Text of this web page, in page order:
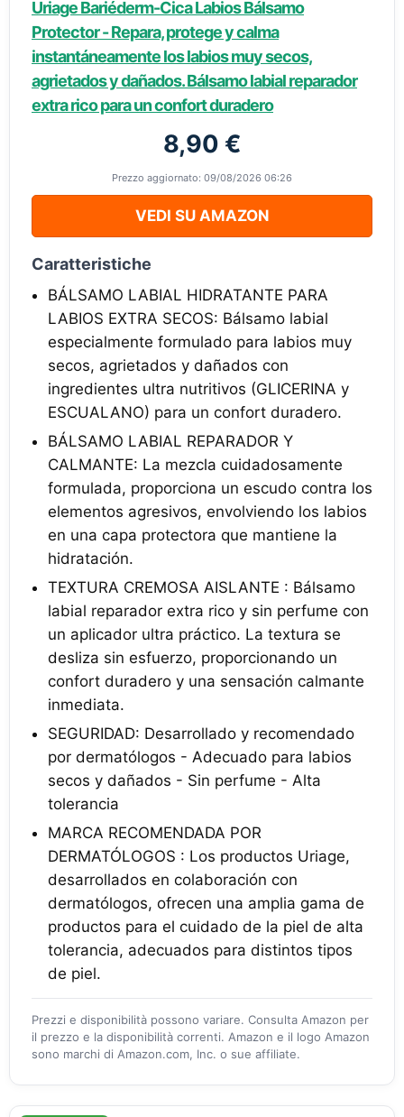
Uriage Bariéderm-Cica Labios Bálsamo
Protector - Repara, protege y calma
instantáneamente los labios muy secos,
agrietados y dañados. Bálsamo labial reparador
extra rico para un confort duradero
8,90 €
Prezzo aggiornato: 09/08/2026 06:26
VEDI SU AMAZON
Caratteristiche
BÁLSAMO LABIAL HIDRATANTE PARA
LABIOS EXTRA SECOS: Bálsamo labial
especialmente formulado para labios muy
secos, agrietados y dañados con
ingredientes ultra nutritivos (GLICERINA y
ESCUALANO) para un confort duradero.
BÁLSAMO LABIAL REPARADOR Y
CALMANTE: La mezcla cuidadosamente
formulada, proporciona un escudo contra los
elementos agresivos, envolviendo los labios
en una capa protectora que mantiene la
hidratación.
TEXTURA CREMOSA AISLANTE : Bálsamo
labial reparador extra rico y sin perfume con
un aplicador ultra práctico. La textura se
desliza sin esfuerzo, proporcionando un
confort duradero y una sensación calmante
inmediata.
SEGURIDAD: Desarrollado y recomendado
por dermatólogos - Adecuado para labios
secos y dañados - Sin perfume - Alta
tolerancia
MARCA RECOMENDADA POR
DERMATÓLOGOS : Los productos Uriage,
desarrollados en colaboración con
dermatólogos, ofrecen una amplia gama de
productos para el cuidado de la piel de alta
tolerancia, adecuados para distintos tipos
de piel.
Prezzi e disponibilità possono variare. Consulta Amazon per
il prezzo e la disponibilità correnti. Amazon e il logo Amazon
sono marchi di Amazon.com, Inc. o sue affiliate.